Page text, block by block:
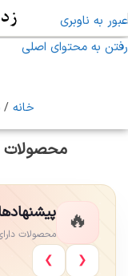
عبور به ناوبری
رفتن به محتوای اصلی
خانه
محصولات
🔥 محصولات
❮ ❯